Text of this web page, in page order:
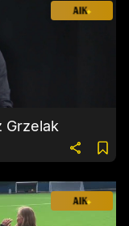
Grzelak